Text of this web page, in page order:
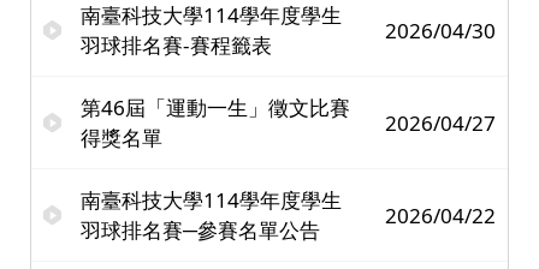
南臺科技大學114學年度學生
羽球排名賽-賽程籤表
2026/04/30
第46屆「運動一生」徵文比賽
得獎名單
2026/04/27
南臺科技大學114學年度學生
羽球排名賽─參賽名單公告
2026/04/22